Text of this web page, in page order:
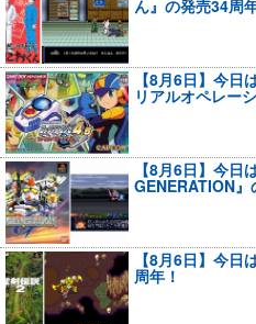
ん』の発売34周
【8月6日】今
リアルオペレー
【8月6日】今日
GENERATION』
【8月6日】今日
周年！